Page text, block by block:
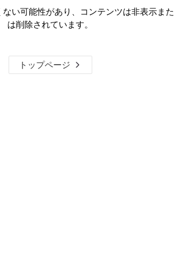
ない可能性があり、コンテンツは非表示また
は削除されています。
トップページ